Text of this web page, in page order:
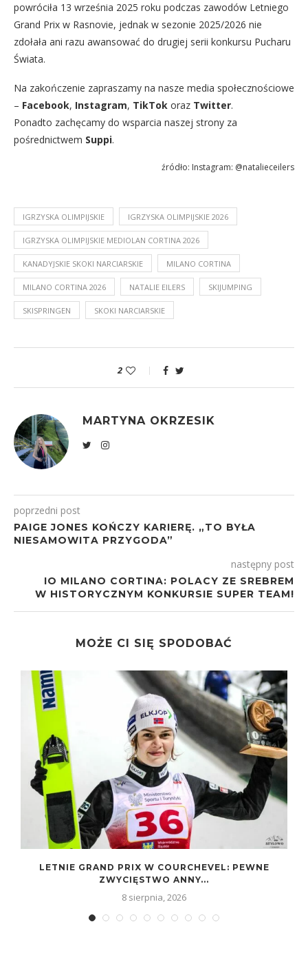
powróciła 13 września 2025 roku podczas zawodów Letniego
Grand Prix w Rasnovie, jednak w sezonie 2025/2026 nie
zdołała ani razu awansować do drugiej serii konkursu Pucharu
Świata.
Na zakończenie zapraszamy na nasze media społecznościowe
– Facebook, Instagram, TikTok oraz Twitter.
Ponadto zachęcamy do wsparcia naszej strony za
pośrednictwem Suppi.
źródło: Instagram: @natalieceilers
IGRZYSKA OLIMPIJSKIE IGRZYSKA OLIMPIJSKIE 2026
IGRZYSKA OLIMPIJSKIE MEDIOLAN CORTINA 2026
KANADYJSKIE SKOKI NARCIARSKIE MILANO CORTINA
MILANO CORTINA 2026 NATALIE EILERS SKIJUMPING
SKISPRINGEN SKOKI NARCIARSKIE
2
MARTYNA OKRZESIK
poprzedni post
PAIGE JONES KOŃCZY KARIERĘ. „TO BYŁA
NIESAMOWITA PRZYGODA”
następny post
IO MILANO CORTINA: POLACY ZE SREBREM
W HISTORYCZNYM KONKURSIE SUPER TEAM!
MOŻE CI SIĘ SPODOBAĆ
LETNIE GRAND PRIX W COURCHEVEL: PEWNE
ZWYCIĘSTWO ANNY...
8 sierpnia, 2026